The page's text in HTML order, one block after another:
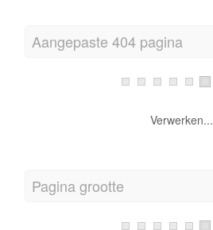
Aangepaste 404 pagina
Verwerken...
Pagina grootte